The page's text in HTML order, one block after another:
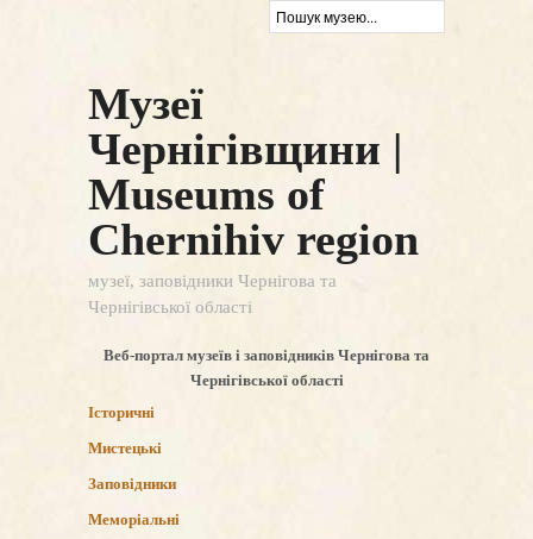
Музеї
Чернігівщини |
Museums of
Chernihiv region
музеї, заповідники Чернігова та
Чернігівської області
Веб-портал музеїв і заповідників Чернігова та
Чернігівської області
Історичні
Мистецькі
Заповідники
Меморіальні